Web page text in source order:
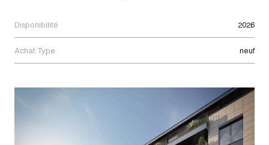
Disponibilité 2026
Achat Type neuf
Images Gallery